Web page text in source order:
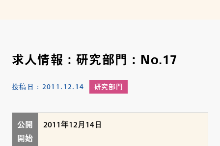
求人情報：研究部門：No.17
投稿日： 2011.12.14 研究部門
公開
開始
2011年12月14日